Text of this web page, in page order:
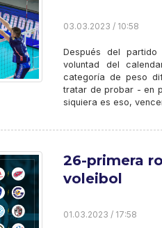
03.03.2023 / 10:58
Después del
voluntad del
categoría de peso
tratar de probar - en
siquiera es eso,
26-primera
voleibol
01.03.2023 / 17:58